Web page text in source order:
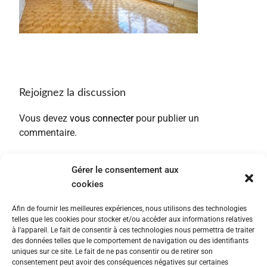
Gérer le consentement aux
cookies
Afin de fournir les meilleures expériences, nous utilisons des technologies
telles que les cookies pour stocker et/ou accéder aux informations relatives
à l'appareil. Le fait de consentir à ces technologies nous permettra de traiter
des données telles que le comportement de navigation ou des identifiants
uniques sur ce site. Le fait de ne pas consentir ou de retirer son
consentement peut avoir des conséquences négatives sur certaines
Rejoignez la discussion
Vous devez vous connecterpour publier un
commentaire.